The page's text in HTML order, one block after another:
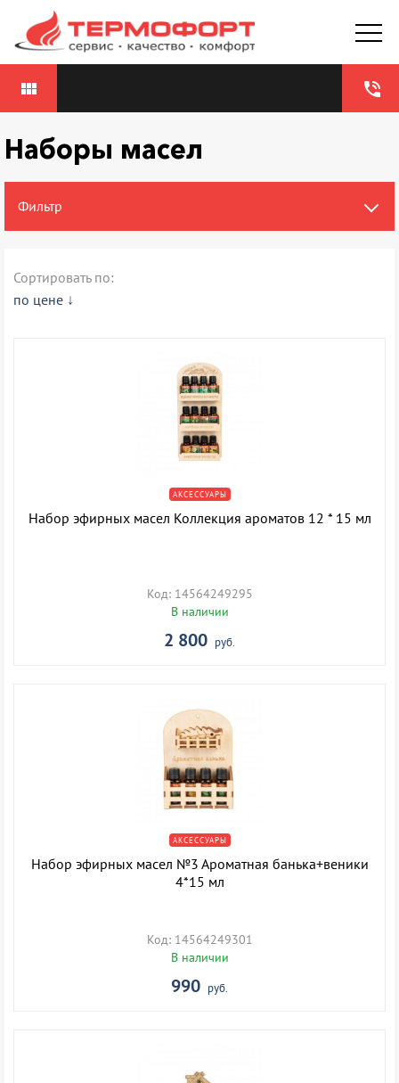
phone_in_talk
view_module
Наборы масел
Фильтр
Сортировать по:
по цене
АКСЕССУАРЫ
Набор эфирных масел Коллекция ароматов 12 * 15 мл
Код: 14564249295
В наличии
2 800 руб.
АКСЕССУАРЫ
Набор эфирных масел №3 Ароматная банька+веники
4*15 мл
Код: 14564249301
В наличии
990 руб.